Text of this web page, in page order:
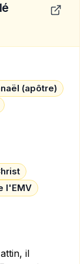
(apôtre)
l'EMV
il